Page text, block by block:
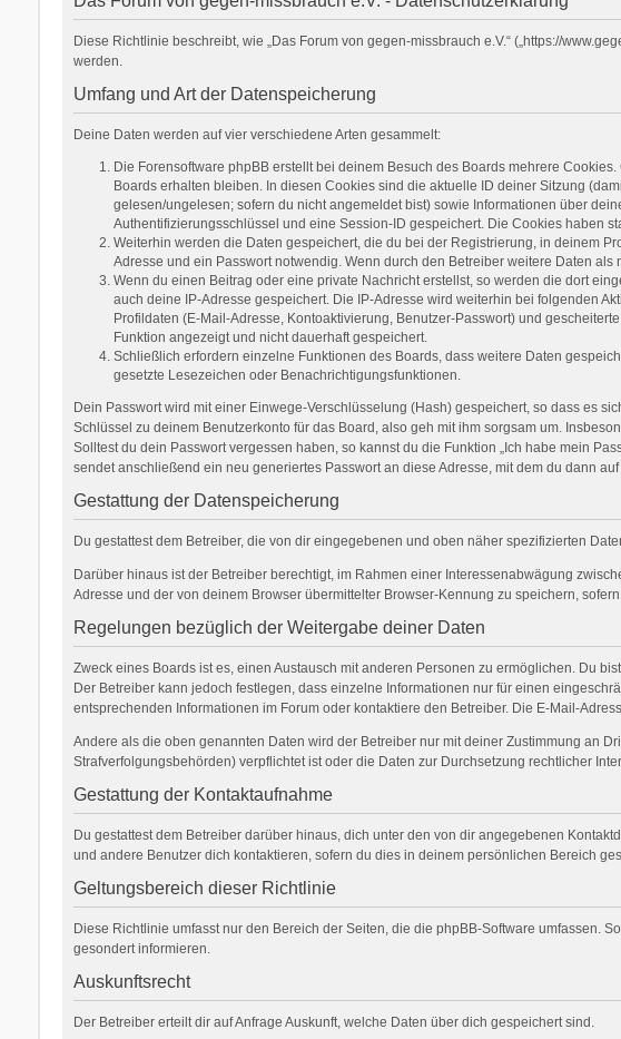
Diese Richtlinie beschreibt, wie „Das Forum von gegen-missbrauch e.V.“ („https://
werden.
Umfang und Art der Datenspeicherung
Deine Daten werden auf vier verschiedene Arten gesammelt:
Die Forensoftware phpBB erstellt bei deinem Besuch des Boards mehrere
Boards erhalten bleiben. In diesen Cookies sind die aktuelle ID deiner Sitzung
gelesen/ungelesen; sofern du nicht angemeldet bist) sowie Informationen über
Authentifizierungsschlüssel und eine Session-ID gespeichert. Die Cookies haben
Weiterhin werden die Daten gespeichert, die du bei der Registrierung, in deinem
Adresse und ein Passwort notwendig. Wenn durch den Betreiber weitere Daten
Wenn du einen Beitrag oder eine private Nachricht erstellst, so werden die dort
auch deine IP-Adresse gespeichert. Die IP-Adresse wird weiterhin bei folgenden
Profildaten (E-Mail-Adresse, Kontoaktivierung, Benutzer-Passwort) und
Funktion angezeigt und nicht dauerhaft gespeichert.
Schließlich erfordern einzelne Funktionen des Boards, dass weitere Daten
gesetzte Lesezeichen oder Benachrichtigungsfunktionen.
Dein Passwort wird mit einer Einwege-Verschlüsselung (Hash) gespeichert, so dass es
Schlüssel zu deinem Benutzerkonto für das Board, also geh mit ihm sorgsam um.
Solltest du dein Passwort vergessen haben, so kannst du die Funktion „Ich habe mein
sendet anschließend ein neu generiertes Passwort an diese Adresse, mit dem du dann
Gestattung der Datenspeicherung
Du gestattest dem Betreiber, die von dir eingegebenen und oben näher spezifizierten
Darüber hinaus ist der Betreiber berechtigt, im Rahmen einer Interessenabwägung
Adresse und der von deinem Browser übermittelter Browser-Kennung zu speichern,
Regelungen bezüglich der Weitergabe deiner Daten
Zweck eines Boards ist es, einen Austausch mit anderen Personen zu ermöglichen. Du
Der Betreiber kann jedoch festlegen, dass einzelne Informationen nur für einen
entsprechenden Informationen im Forum oder kontaktiere den Betreiber. Die E-Mail-
Andere als die oben genannten Daten wird der Betreiber nur mit deiner Zustimmung an
Strafverfolgungsbehörden) verpflichtet ist oder die Daten zur Durchsetzung rechtlicher
Gestattung der Kontaktaufnahme
Du gestattest dem Betreiber darüber hinaus, dich unter den von dir angegebenen
und andere Benutzer dich kontaktieren, sofern du dies in deinem persönlichen Bereich
Geltungsbereich dieser Richtlinie
Diese Richtlinie umfasst nur den Bereich der Seiten, die die phpBB-Software umfassen.
gesondert informieren.
Auskunftsrecht
Der Betreiber erteilt dir auf Anfrage Auskunft, welche Daten über dich gespeichert sind.